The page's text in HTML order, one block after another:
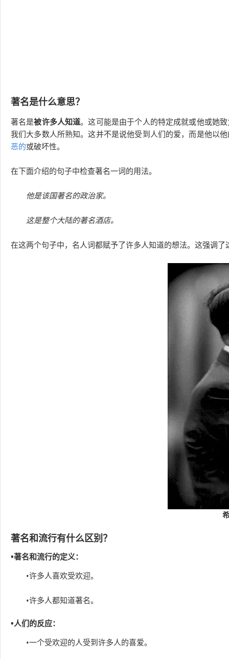
著名是什么意思？
著名是被许多人知道。这可能是由于个人的特定成就或他或她
我们大多数人所熟知。这并不是说他受到人们的爱，而是他以
恶的或破坏性。
在下面介绍的句子中检查著名一词的用法。
他是该国著名的政治家。
这是整个大陆的著名酒店。
在这两个句子中，名人词都赋予了许多人知道的想法。这强调
著名和流行有什么区别？
•著名和流行的定义：
•许多人喜欢受欢迎。
•许多人都知道著名。
•人们的反应：
•一个受欢迎的人受到许多人的喜爱。